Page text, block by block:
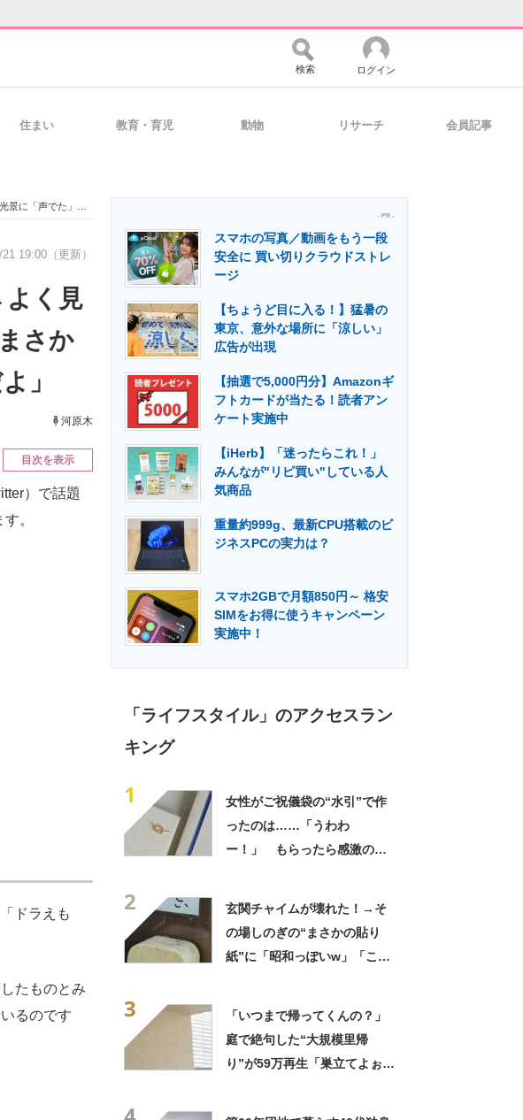
経営リーダーのコミュニティ マーケ×ITの今がよく分かる
製造業のIT導入・活用を支援
エネルギーの専門メディア 建設×テクノロジーの最前線
検索 ログイン
住まい 教育・育児 動物 リサーチ 会員記事
うなってんだよ」
19:00（更新）
く見
さか
」
河原木
目次を表示
）で話題
。
ドラえも
たものとみ
るのです
- PR -
スマホの写真／動画をもう一段
安全に 買い切りクラウドストレ
ージ
【ちょうど目に入る！】猛暑の
東京、意外な場所に「涼しい」
広告が出現
【抽選で5,000円分】Amazonギ
フトカードが当たる！読者アン
ケート実施中
【iHerb】「迷ったらこれ！」
みんなが"リピ買い"している人
気商品
重量約999g、最新CPU搭載のビ
ジネスPCの実力は？
スマホ2GBで月額850円～ 格安
SIMをお得に使うキャンペーン
実施中！
「ライフスタイル」のアクセスラン
キング
1
女性がご祝儀袋の“水引”で作
ったのは……「うわわ
ー！」 もらったら感激のデ
2
玄関チャイムが壊れた！→そ
の場しのぎの“まさかの貼り
紙”に「昭和っぽいw」「こん
3
「いつまで帰ってくんの？」
庭で絶句した“大規模里帰
り”が59万再生「巣立てよぉぉ